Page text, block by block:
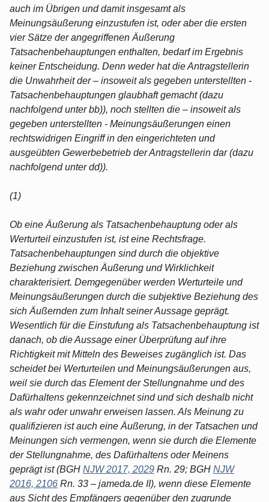
auch im Übrigen und damit insgesamt als
Meinungsäußerung einzustufen ist, oder aber die ersten
vier Sätze der angegriffenen Äußerung
Tatsachenbehauptungen enthalten, bedarf im Ergebnis
keiner Entscheidung. Denn weder hat die Antragstellerin
die Unwahrheit der – insoweit als gegeben unterstellten -
Tatsachenbehauptungen glaubhaft gemacht (dazu
nachfolgend unter bb)), noch stellten die – insoweit als
gegeben unterstellten - Meinungsäußerungen einen
rechtswidrigen Eingriff in den eingerichteten und
ausgeübten Gewerbebetrieb der Antragstellerin dar (dazu
nachfolgend unter dd)).
(1)
Ob eine Äußerung als Tatsachenbehauptung oder als
Werturteil einzustufen ist, ist eine Rechtsfrage.
Tatsachenbehauptungen sind durch die objektive
Beziehung zwischen Äußerung und Wirklichkeit
charakterisiert. Demgegenüber werden Werturteile und
Meinungsäußerungen durch die subjektive Beziehung des
sich Äußernden zum Inhalt seiner Aussage geprägt.
Wesentlich für die Einstufung als Tatsachenbehauptung ist
danach, ob die Aussage einer Überprüfung auf ihre
Richtigkeit mit Mitteln des Beweises zugänglich ist. Das
scheidet bei Werturteilen und Meinungsäußerungen aus,
weil sie durch das Element der Stellungnahme und des
Dafürhaltens gekennzeichnet sind und sich deshalb nicht
als wahr oder unwahr erweisen lassen. Als Meinung zu
qualifizieren ist auch eine Äußerung, in der Tatsachen und
Meinungen sich vermengen, wenn sie durch die Elemente
der Stellungnahme, des Dafürhaltens oder Meinens
geprägt ist (BGH NJW 2017, 2029 Rn. 29; BGH NJW
2016, 2106 Rn. 33 – jameda.de II), wenn diese Elemente
aus Sicht des Empfängers gegenüber den zugrunde